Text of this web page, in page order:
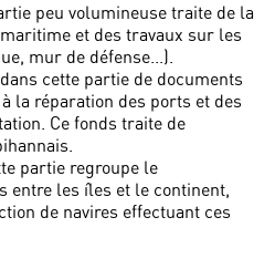
peu volumineuse traite de la
et des travaux sur les
mur de défense...).
cette partie de documents
la réparation des ports et des
Ce fonds traite de
partie regroupe le
entre les îles et le continent,
de navires effectuant ces